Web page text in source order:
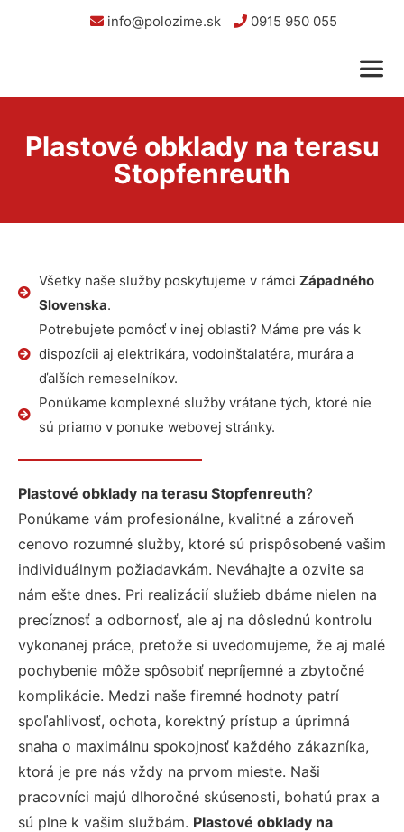
info@polozime.sk 0915 950 055
Plastové obklady na terasu
Stopfenreuth
Všetky naše služby poskytujeme v rámci Západného
Slovenska.
Potrebujete pomôcť v inej oblasti? Máme pre vás k
dispozícii aj elektrikára, vodoinštalatéra, murára a
ďalších remeselníkov.
Ponúkame komplexné služby vrátane tých, ktoré nie
sú priamo v ponuke webovej stránky.
Plastové obklady na terasu Stopfenreuth?
Ponúkame vám profesionálne, kvalitné a zároveň
cenovo rozumné služby, ktoré sú prispôsobené vašim
individuálnym požiadavkám. Neváhajte a ozvite sa
nám ešte dnes. Pri realizácií služieb dbáme nielen na
precíznosť a odbornosť, ale aj na dôslednú kontrolu
vykonanej práce, pretože si uvedomujeme, že aj malé
pochybenie môže spôsobiť nepríjemné a zbytočné
komplikácie. Medzi naše firemné hodnoty patrí
spoľahlivosť, ochota, korektný prístup a úprimná
snaha o maximálnu spokojnosť každého zákazníka,
ktorá je pre nás vždy na prvom mieste. Naši
pracovníci majú dlhoročné skúsenosti, bohatú prax a
sú plne k vašim službám. Plastové obklady na